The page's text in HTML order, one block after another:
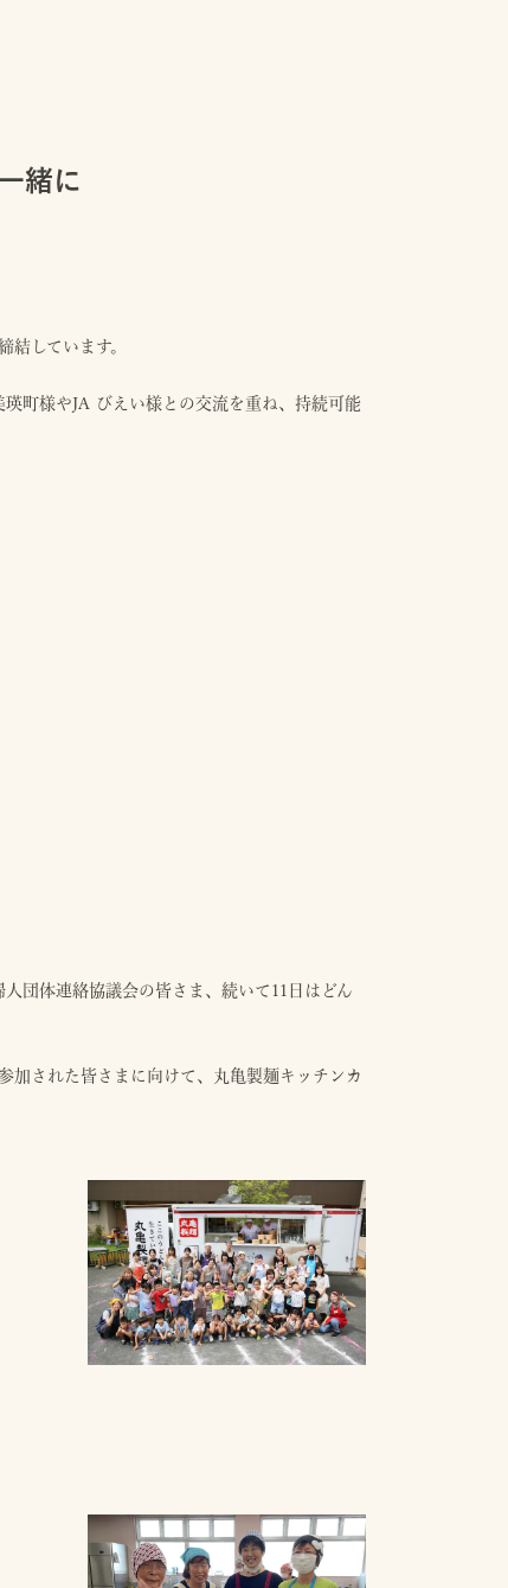
緒に
結しています。
町様やJA びえい様との交流を重ね、持続可能
団体連絡協議会の皆さま、続いて11日はどん
加された皆さまに向けて、丸亀製麺キッチンカ